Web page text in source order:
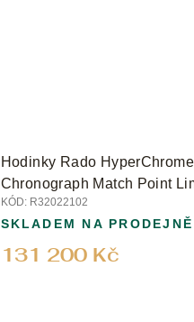
Hodinky Rado HyperChrome
Chronograph Match Point
Edition
KÓD: R32022102
131 200 Kč
SKLADEM NA PRODEJNĚ